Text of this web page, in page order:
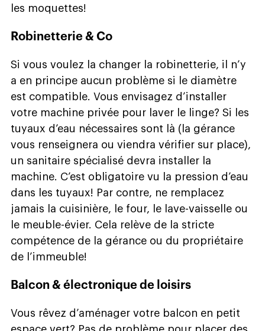
les moquettes!
Robinetterie & Co
Si vous voulez la changer la robinetterie, il n’y
a en principe aucun problème si le diamètre
est compatible. Vous envisagez d’installer
votre machine privée pour laver le linge? Si les
tuyaux d’eau nécessaires sont là (la gérance
vous renseignera ou viendra vérifier sur place),
un sanitaire spécialisé devra installer la
machine. C’est obligatoire vu la pression d’eau
dans les tuyaux! Par contre, ne remplacez
jamais la cuisinière, le four, le lave-vaisselle ou
le meuble-évier. Cela relève de la stricte
compétence de la gérance ou du propriétaire
de l’immeuble!
Balcon & électronique de loisirs
Vous rêvez d’aménager votre balcon en petit